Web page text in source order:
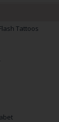
Tattoos